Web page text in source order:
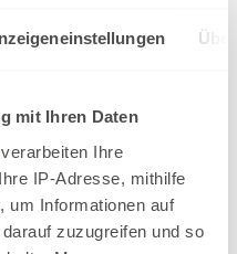
mit Ihren Daten
verarbeiten Ihre
IP-Adresse, mithilfe
um Informationen auf
zuzugreifen und so
eine Wild Card für das
und der gesamten
im August kommen
Nationen und mehrere
Open zum „Besten
ausgezeichnet. An diesen